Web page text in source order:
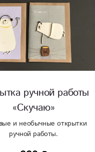
Ваза
Универсальная ваза,
толстого стекла,
интерьер.